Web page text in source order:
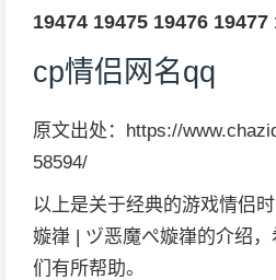
19474 19475 19476 19477
cp情侣网名qq
原文出处：https://
58594/
以上是关于经典的游戏情侣
嫙嵂 | ヅ恶魔ぺ嫙嵂的介绍
们有所帮助。